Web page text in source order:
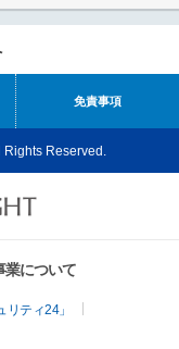
免責事項
Reserved.
業について
ティ24」